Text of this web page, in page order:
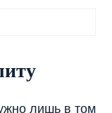
лишь в том